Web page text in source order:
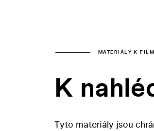
MATERIÁLY K
K
Tyto materiály jsou